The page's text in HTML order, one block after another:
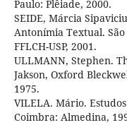
Paulo: Plêiade, 2000.
SEIDE, Márcia
Antonímia Textual. São
FFLCH-USP, 2001.
ULLMANN, Stephen.
Jakson, Oxford
1975.
VILELA. Mário.
Coimbra: Almedina,